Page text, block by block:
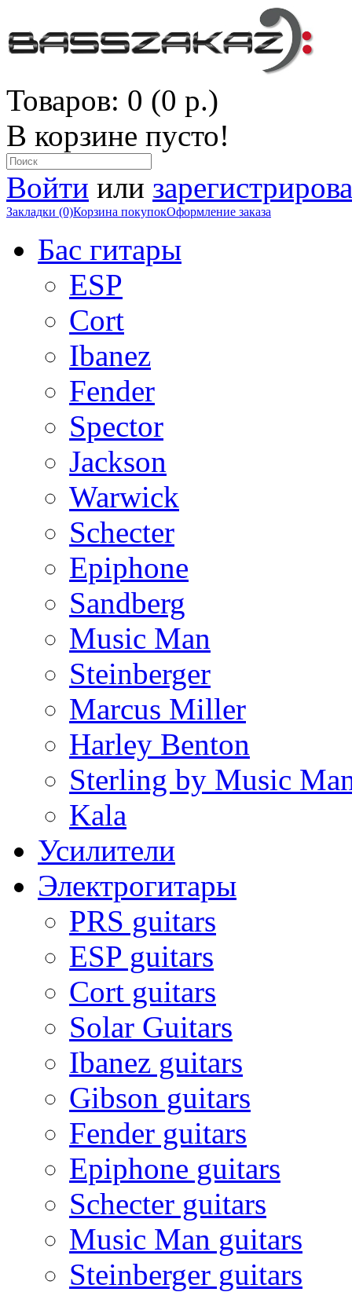
Товаров: 0 (0 р.)
В корзине пусто!
Войти или
Закладки (0)Корзина покупокОформление заказа
Бас гитары
ESP
Cort
Ibanez
Fender
Spector
Jackson
Warwick
Schecter
Epiphone
Sandberg
Music Man
Steinberger
Marcus Miller
Harley Benton
Sterling by Music
Kala
Усилители
Электрогитары
PRS guitars
ESP guitars
Cort guitars
Solar Guitars
Ibanez guitars
Gibson guitars
Fender guitars
Epiphone guitars
Schecter guitars
Music Man guitars
Steinberger guitars